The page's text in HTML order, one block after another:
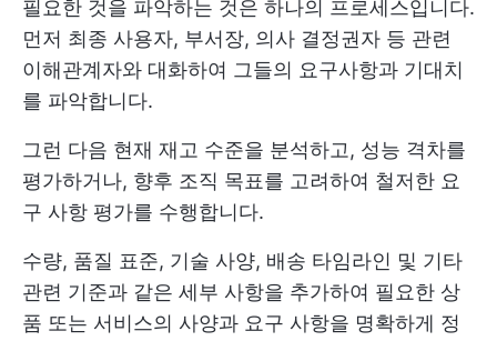
필요한 것을 파악하는 것은 하나의 프로세스입니다.
먼저 최종 사용자, 부서장, 의사 결정권자 등 관련
이해관계자와 대화하여 그들의 요구사항과 기대치
를 파악합니다.
그런 다음 현재 재고 수준을 분석하고, 성능 격차를
평가하거나, 향후 조직 목표를 고려하여 철저한 요
구 사항 평가를 수행합니다.
수량, 품질 표준, 기술 사양, 배송 타임라인 및 기타
관련 기준과 같은 세부 사항을 추가하여 필요한 상
품 또는 서비스의 사양과 요구 사항을 명확하게 정